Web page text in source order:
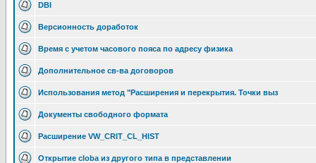
DBI
Версионность доработок
Время с учетом часового пояса по адресу физика
Дополнительное св-ва договоров
Использования метод "Расширения и перекрытия. Точки выз
Документы свободного формата
Расширение VW_CRIT_CL_HIST
Открытие cloba из другого типа в представлении